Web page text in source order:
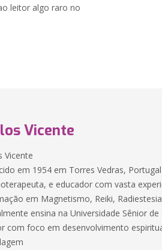
leitor algo raro no
Vicente
Vicente
em 1954 em Torres Vedras, Portugal
e educador com vasta
em Magnetismo, Reiki,
ensina na Universidade Sênior
com foco em desenvolvimento